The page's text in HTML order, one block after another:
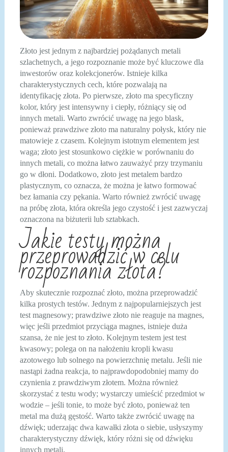
Złoto jest jednym z najbardziej pożądanych metali
szlachetnych, a jego rozpoznanie może być kluczowe dla
inwestorów oraz kolekcjonerów. Istnieje kilka
charakterystycznych cech, które pozwalają na
identyfikację złota. Po pierwsze, złoto ma specyficzny
kolor, który jest intensywny i ciepły, różniący się od
innych metali. Warto zwrócić uwagę na jego blask,
ponieważ prawdziwe złoto ma naturalny połysk, który nie
matowieje z czasem. Kolejnym istotnym elementem jest
waga; złoto jest stosunkowo ciężkie w porównaniu do
innych metali, co można łatwo zauważyć przy trzymaniu
go w dłoni. Dodatkowo, złoto jest metalem bardzo
plastycznym, co oznacza, że można je łatwo formować
bez łamania czy pękania. Warto również zwrócić uwagę
na próbę złota, która określa jego czystość i jest zazwyczaj
oznaczona na biżuterii lub sztabkach.
Jakie testy można
przeprowadzić w celu
rozpoznania złota?
Aby skutecznie rozpoznać złoto, można przeprowadzić
kilka prostych testów. Jednym z najpopularniejszych jest
test magnesowy; prawdziwe złoto nie reaguje na magnes,
więc jeśli przedmiot przyciąga magnes, istnieje duża
szansa, że nie jest to złoto. Kolejnym testem jest test
kwasowy; polega on na nałożeniu kropli kwasu
azotowego lub solnego na powierzchnię metalu. Jeśli nie
nastąpi żadna reakcja, to najprawdopodobniej mamy do
czynienia z prawdziwym złotem. Można również
skorzystać z testu wody; wystarczy umieścić przedmiot w
wodzie – jeśli tonie, to może być złoto, ponieważ ten
metal ma dużą gęstość. Warto także zwrócić uwagę na
dźwięk; uderzając dwa kawałki złota o siebie, usłyszymy
charakterystyczny dźwięk, który różni się od dźwięku
innych metali.